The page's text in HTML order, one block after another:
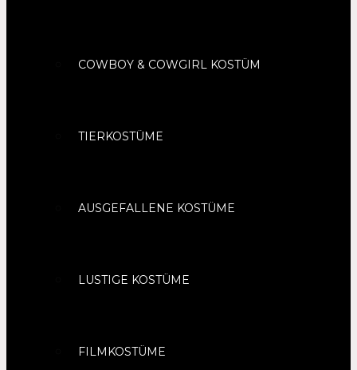
COWBOY & COWGIRL KOSTÜM
TIERKOSTÜME
AUSGEFALLENE KOSTÜME
LUSTIGE KOSTÜME
FILMKOSTÜME